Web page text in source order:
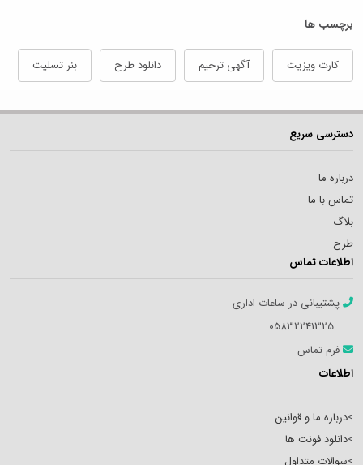
برچسب ها
کارت ویزیت آگهی ترحیم دانلود طرح بنر تسلیت
دسترسی سریع
درباره ما
تماس با ما
بلاگ
طرح
اطلاعات تماس
پشتیبانی در ساعات اداری
05832241325
فرم تماس
اطلاعات
>درباره ما و قوانین
>دانلود فونت ها
>سوالات متداول